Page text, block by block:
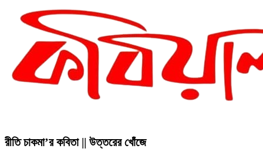
রীতি চাকমা’র কবিতা || উত্তরের খোঁজে